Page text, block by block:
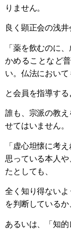
りません。
良く顕正会の浅井
「薬を飲むのに
かめることなど
い。仏法において
と会員を指導する
誰も、宗派の教
せてはいません。
「虚心坦懐に考
思っている本人
たとしても、
全く知り得ないよ
を判断しているか
あるいは、「知